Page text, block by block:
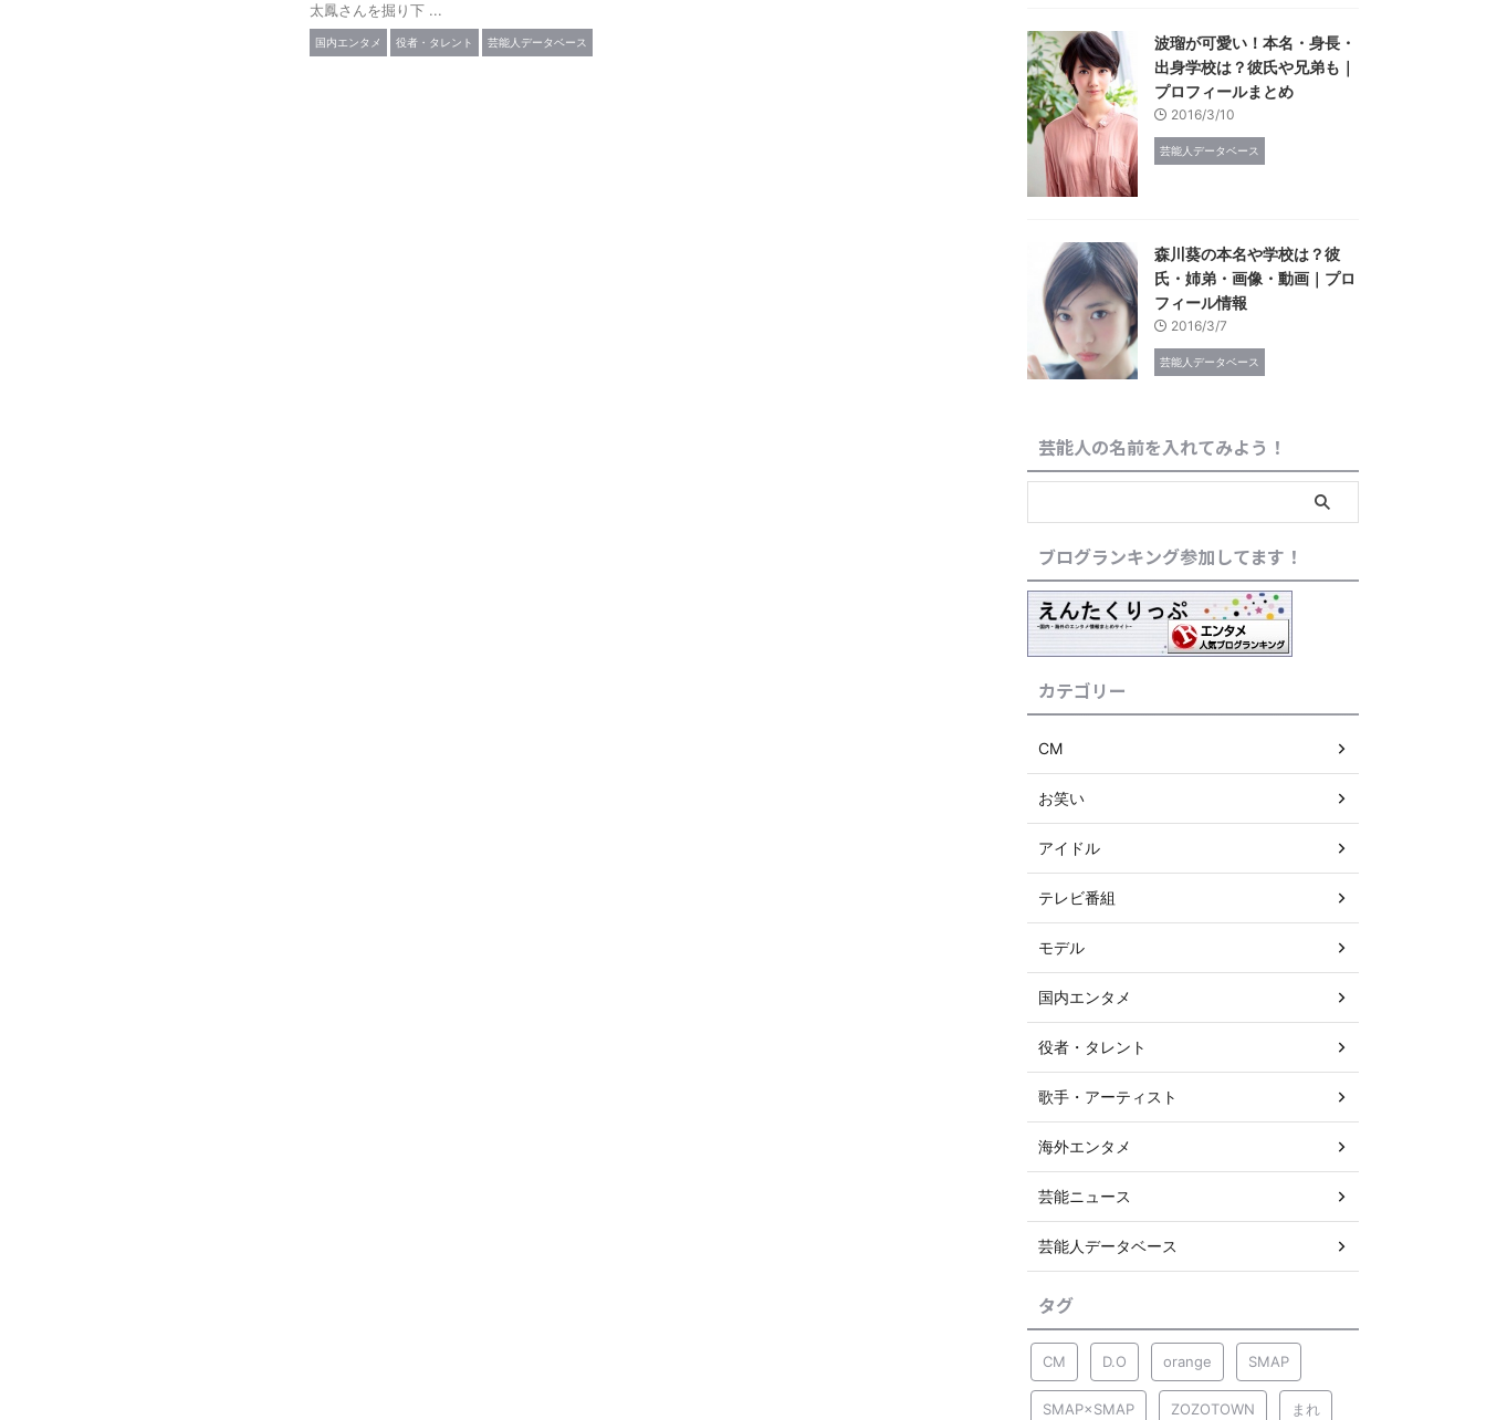
太鳳さんを掘り下 ...
国内エンタメ 役者・タレント 芸能人データベース
波瑠が可愛い！本名・身長・
出身学校は？彼氏や兄弟も｜
プロフィールまとめ
2016/3/10
芸能人データベース
森川葵の本名や学校は？彼
氏・姉弟・画像・動画｜プロ
フィール情報
2016/3/7
芸能人データベース
芸能人の名前を入れてみよう！
ブログランキング参加してます！
カテゴリー
CM
お笑い
アイドル
テレビ番組
モデル
国内エンタメ
役者・タレント
歌手・アーティスト
海外エンタメ
芸能ニュース
芸能人データベース
タグ
CM D.O orange SMAP
SMAP×SMAP ZOZOTOWN まれ